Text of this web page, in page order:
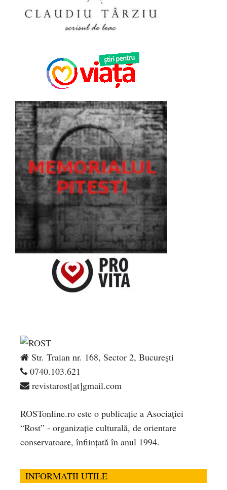
Str. Traian nr. 168, Sector 2, București
0740.103.621
revistarost[at]gmail.com
ROSTonline.ro este o publicaţie a Asociaţiei
“Rost” - organizaţie culturală, de orientare
conservatoare, înfiinţată în anul 1994.
INFORMATII UTILE